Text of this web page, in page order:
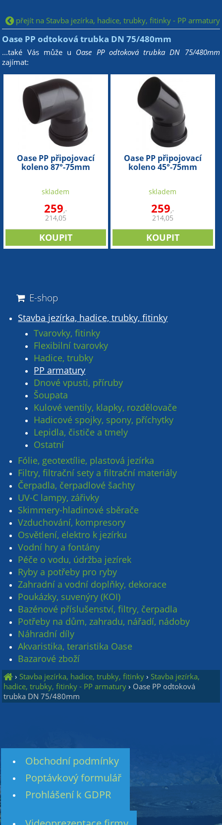
přejít na Stavba jezírka, hadice, trubky, fitinky - PP armatury
Oase PP odtoková trubka DN 75/480mm
...také Vás může u Oase PP odtoková trubka DN 75/480mm
zajímat:
Oase PP připojovací
koleno 87°-75mm
skladem
259,-
214,05
Oase PP připojovací
koleno 45°-75mm
skladem
259,-
214,05
E-shop
Stavba jezírka, hadice, trubky, fitinky
Tvarovky, fitinky
Flexibilní tvarovky
Hadice, trubky
PP armatury
Dnové vpusti, příruby
Šoupata
Kulové ventily, klapky, rozdělovače
Hadicové spojky, spony, příchytky
Lepidla, čističe a tmely
Ostatní
Fólie, geotextílie, plastová jezírka
Filtry, filtrační sety a filtrační materiály
Čerpadla, čerpadlové šachty
UV-C lampy, zářivky
Skimmery-hladinové sběrače
Vzduchování, kompresory
Osvětlení, elektro k jezírku
Vodní hry a fontány
Péče o vodu, údržba jezírek
Ryby a potřeby pro ryby
Zahradní a vodní doplňky, dekorace
Poukázky, suvenýry (KOI)
Bazénové příslušenství, filtry, čerpadla
Potřeby na dům, zahradu, nářadí, nádoby
Náhradní díly
Akvaristika, teraristika Oase
Bazarové zboží
› Stavba jezírka, hadice, trubky, fitinky › Stavba jezírka,
hadice, trubky, fitinky - PP armatury › Oase PP odtoková
trubka DN 75/480mm
Obchodní podmínky
Poptávkový formulář
Prohlášení k GDPR